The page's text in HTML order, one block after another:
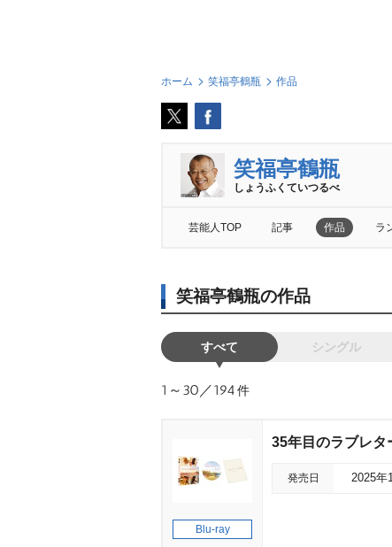
ホーム 笑福亭鶴瓶 作品
笑福亭鶴瓶
しょうふくていつるべ
芸能人TOP 記事 作品 ラ
笑福亭鶴瓶の作品
すべて シングル
1～30／194件
Blu-ray
35年目のラブレタ
発売日 2025年